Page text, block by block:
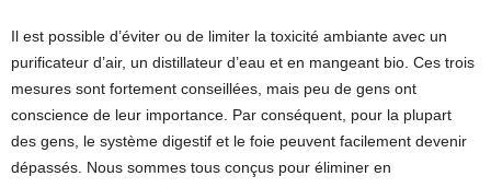
Il est possible d’éviter ou de limiter la toxicité ambiante avec un
purificateur d’air, un distillateur d’eau et en mangeant bio. Ces trois
mesures sont fortement conseillées, mais peu de gens ont
conscience de leur importance. Par conséquent, pour la plupart
des gens, le système digestif et le foie peuvent facilement devenir
dépassés. Nous sommes tous conçus pour éliminer en